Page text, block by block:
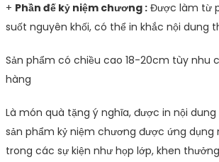
+ Phần đế kỷ niệm chương : Được làm từ
suốt nguyên khối, có thể in khắc nội dung
Sản phẩm có chiều cao 18-20cm tùy nhu
hàng
Là món quà tặng ý nghĩa, được in nội
sản phẩm kỷ niệm chương được ứng dụng
trong các sự kiện như họp lớp, khen